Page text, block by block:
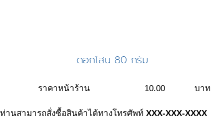
ดอกโสน 80 กรัม
ราคาหน้าร้าน 10.00 บาท
ท่านสามารถสั่งซื้อสินค้าได้ทางโทรศัพท์ XXX-XXX-XXXX